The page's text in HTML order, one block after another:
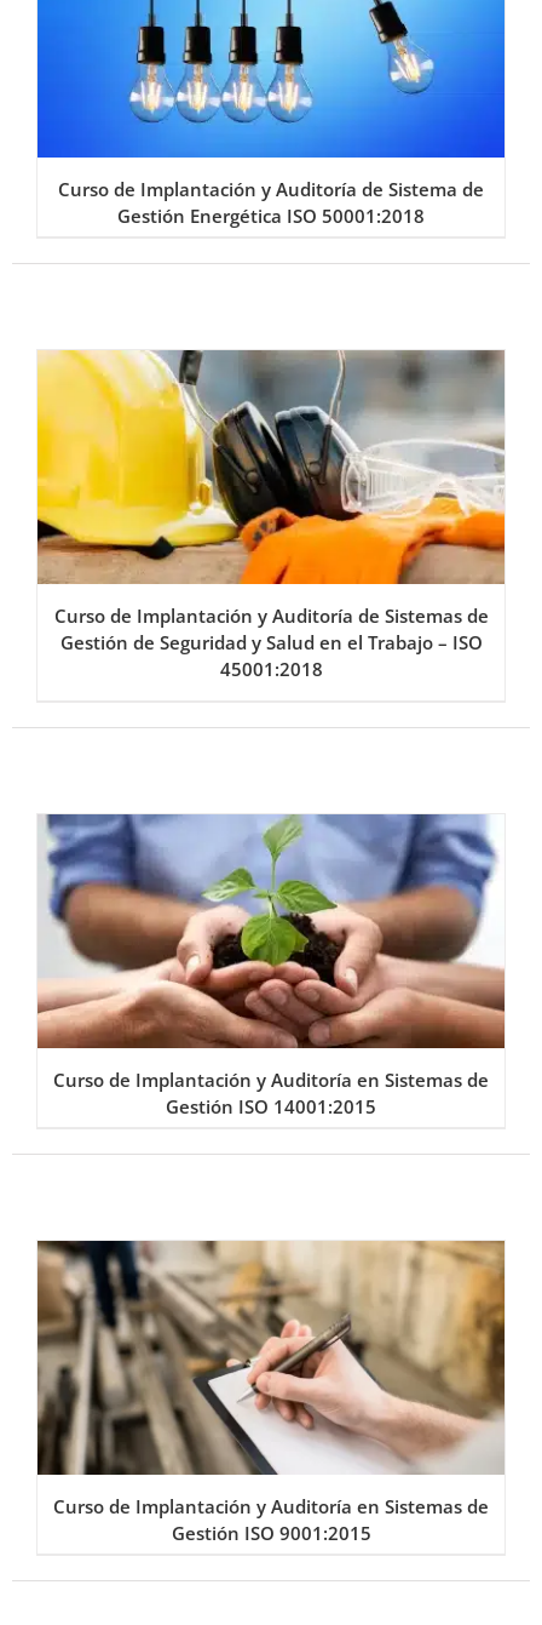
Curso de Implantación y Auditoría de Sistema de
Gestión Energética ISO 50001:2018
Curso de Implantación y Auditoría de Sistemas de
Gestión de Seguridad y Salud en el Trabajo – ISO
45001:2018
Curso de Implantación y Auditoría en Sistemas de
Gestión ISO 14001:2015
Curso de Implantación y Auditoría en Sistemas de
Gestión ISO 9001:2015